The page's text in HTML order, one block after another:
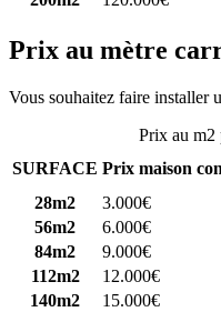
Prix au mètre
Vous souhaitez faire installer
Prix au m2
SURFACE Prix maison
28m2
3.000€
56m2
6.000€
84m2
9.000€
112m2
12.000€
140m2
15.000€